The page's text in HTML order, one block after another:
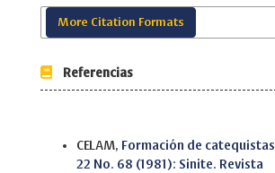
More Citation Formats
Referencias
CELAM, Formación de catequistas
22 No. 68 (1981): Sinite. Revista